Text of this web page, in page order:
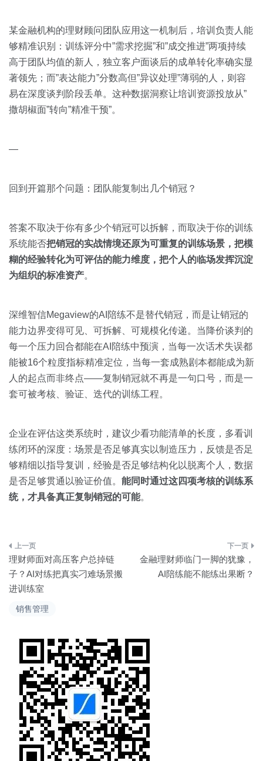
销售管理
某金融机构的理财顾问团队应用这一机制后，培训负责人能
够精准识别：训练评分中”需求挖掘”和”成交推进”两项持续
高于团队均值的新人，独立客户面谈后的成单转化率确实显
著领先；而”表达能力”分数高但”异议处理”薄弱的人，则容
易在深度谈判阶段丢单。这种数据洞察让培训资源投放从”
撒胡椒面”转向”精准干预”。
—
回到开篇那个问题：团队能复制出几个销冠？
答案不取决于你有多少个销冠可以拆解，而取决于你的训练
系统能否把销冠的实战情境还原为可重复的训练场景，把模
糊的经验转化为可评估的能力维度，把个人的临场发挥沉淀
为组织的标准资产。
深维智信Megaview的AI陪练不是替代销冠，而是让销冠的
能力边界变得可见、可拆解、可规模化传递。当降价谈判的
每一个压力回合都能在AI陪练中预演，当每一次话术失误都
能被16个粒度指标精准定位，当每一套成熟剧本都能成为新
人的起点而非终点——复制销冠就不再是一句口号，而是一
套可被考核、验证、迭代的训练工程。
企业在评估这类系统时，建议少看功能清单的长度，多看训
练闭环的深度：场景是否足够真实以制造压力，反馈是否足
够精细以指导复训，经验是否足够结构化以脱离个人，数据
是否足够贯通以验证价值。 能同时通过这四项考核的训练系
统，才具备真正复制销冠的可能。
文
章
导
理财师面对高压客户总掉链
子？AI对练把真实刁难场景搬
进训练室
金融理财师临门一脚的犹豫，
AI陪练能不能练出果断？